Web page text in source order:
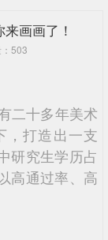
画画了！
503
二十多年美术
，打造出一支
研究生学历占
高通过率、高